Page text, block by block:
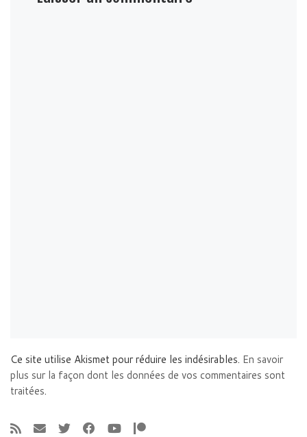
Ce site utilise Akismet pour réduire les indésirables. En savoir
plus sur la façon dont les données de vos commentaires sont
traitées.